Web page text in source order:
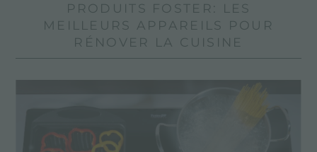
PRODUITS FOSTER: LES
MEILLEURS APPAREILS POUR
RÉNOVER LA CUISINE